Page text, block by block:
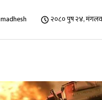
madhesh २०८० पुष २४,